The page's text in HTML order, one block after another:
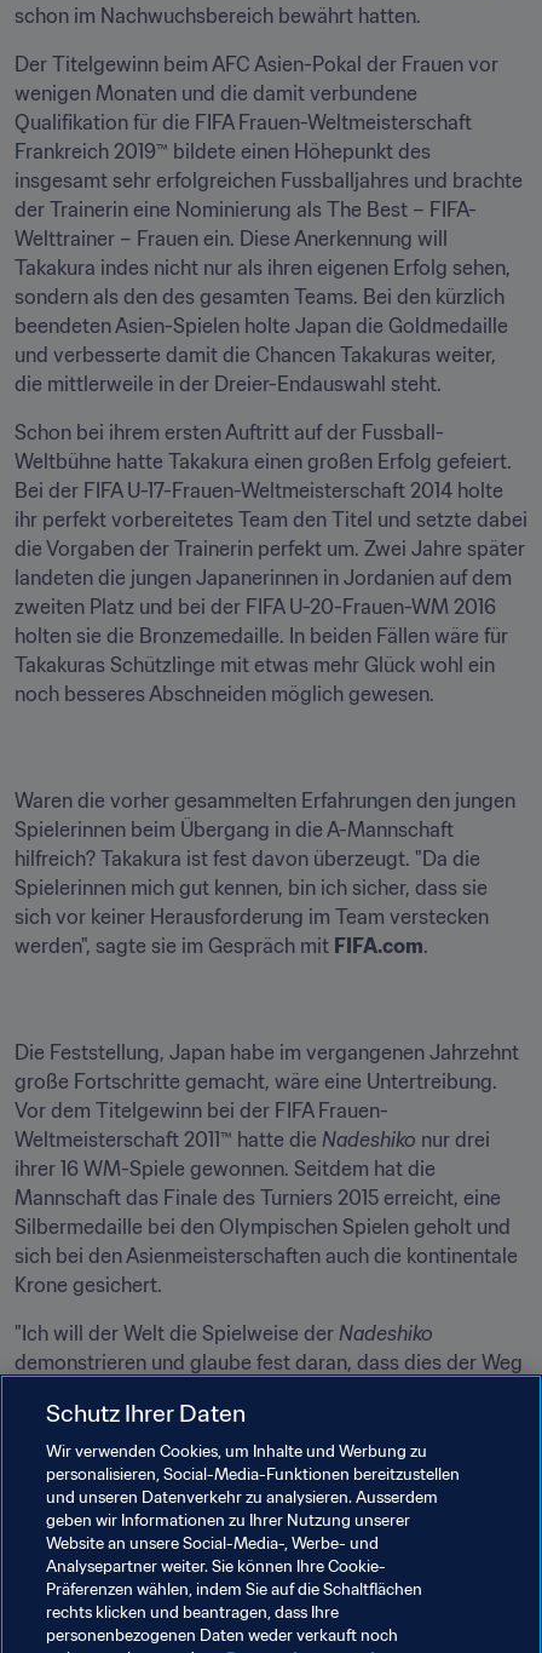
schon im Nachwuchsbereich bewährt hatten.
Der Titelgewinn beim AFC Asien-Pokal der Frauen vor
wenigen Monaten und die damit verbundene
Qualifikation für die FIFA Frauen-Weltmeisterschaft
Frankreich 2019™ bildete einen Höhepunkt des
insgesamt sehr erfolgreichen Fussballjahres und brachte
der Trainerin eine Nominierung als The Best – FIFA-
Welttrainer – Frauen ein. Diese Anerkennung will
Takakura indes nicht nur als ihren eigenen Erfolg sehen,
sondern als den des gesamten Teams. Bei den kürzlich
beendeten Asien-Spielen holte Japan die Goldmedaille
und verbesserte damit die Chancen Takakuras weiter,
die mittlerweile in der Dreier-Endauswahl steht.
Schon bei ihrem ersten Auftritt auf der Fussball-
Weltbühne hatte Takakura einen großen Erfolg gefeiert.
Bei der FIFA U-17-Frauen-Weltmeisterschaft 2014 holte
ihr perfekt vorbereitetes Team den Titel und setzte dabei
die Vorgaben der Trainerin perfekt um. Zwei Jahre später
landeten die jungen Japanerinnen in Jordanien auf dem
zweiten Platz und bei der FIFA U-20-Frauen-WM 2016
holten sie die Bronzemedaille. In beiden Fällen wäre für
Takakuras Schützlinge mit etwas mehr Glück wohl ein
noch besseres Abschneiden möglich gewesen.
Waren die vorher gesammelten Erfahrungen den jungen
Spielerinnen beim Übergang in die A-Mannschaft
hilfreich? Takakura ist fest davon überzeugt. "Da die
Spielerinnen mich gut kennen, bin ich sicher, dass sie
sich vor keiner Herausforderung im Team verstecken
werden", sagte sie im Gespräch mit FIFA.com.
Die Feststellung, Japan habe im vergangenen Jahrzehnt
große Fortschritte gemacht, wäre eine Untertreibung.
Vor dem Titelgewinn bei der FIFA Frauen-
Weltmeisterschaft 2011™ hatte die Nadeshiko nur drei
ihrer 16 WM-Spiele gewonnen. Seitdem hat die
Mannschaft das Finale des Turniers 2015 erreicht, eine
Silbermedaille bei den Olympischen Spielen geholt und
sich bei den Asienmeisterschaften auch die kontinentale
Krone gesichert.
"Ich will der Welt die Spielweise der Nadeshiko
demonstrieren und glaube fest daran, dass dies der Weg
kopieren nicht die Spielweise anderer Mannschaften.
Gute Resultate erreicht man nur, wenn man daran glaubt.
Ich sage meinen Spielerinnen immer: 'Es wird ganz sicher
schwer, Weltmeister zu werden, doch genau das ist
unser Ziel.'."
Schutz Ihrer Daten
Wir verwenden Cookies, um Inhalte und Werbung zu
personalisieren, Social-Media-Funktionen bereitzustellen
und unseren Datenverkehr zu analysieren. Ausserdem
geben wir Informationen zu Ihrer Nutzung unserer
Website an unsere Social-Media-, Werbe- und
Analysepartner weiter. Sie können Ihre Cookie-
Präferenzen wählen, indem Sie auf die Schaltflächen
rechts klicken und beantragen, dass Ihre
personenbezogenen Daten weder verkauft noch